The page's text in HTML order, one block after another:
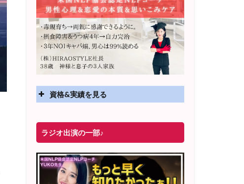
資格&実績を見る
2025年4月〜 altruismコミュニティ×講座
オンラインサロン開講
2025年5月〜 FMラジオ79.9「LOVEマス
ター講座」準レギュラー出演中！
ラジオ出演の一部♪